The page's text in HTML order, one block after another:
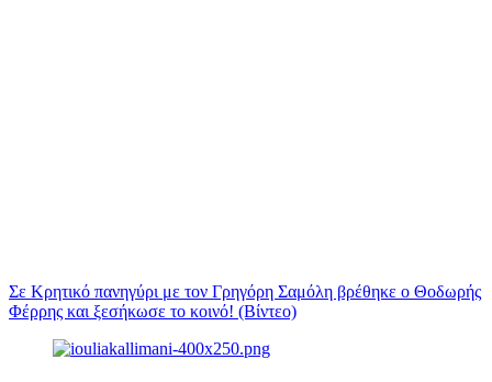
Σε Κρητικό πανηγύρι με τον Γρηγόρη Σαμόλη βρέθηκε ο Θοδωρής
Φέρρης και ξεσήκωσε το κοινό! (Βίντεο)